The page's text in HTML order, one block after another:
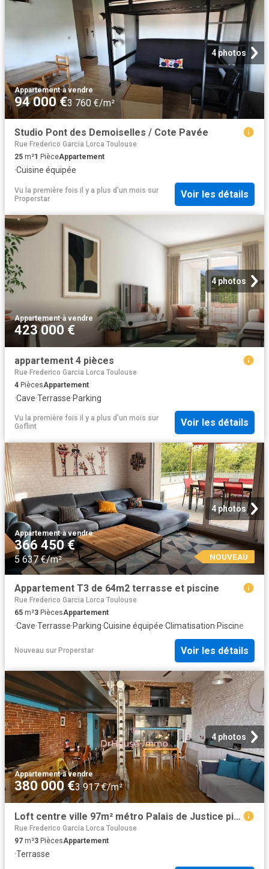
4 photos
Appartement·à vendre
94 000 €3 760 €/m²
Studio Pont des Demoiselles / Cote Pavée
Rue Frederico Garcia Lorca Toulouse
25 m²1 PièceAppartement
·Cuisine équipée
Vu la première fois il y a plus d'un mois sur
Properstar
Voir les détails
4 photos
Appartement·à vendre
423 000 €
appartement 4 pièces
Rue Frederico Garcia Lorca Toulouse
4 PiècesAppartement
·Cave·Terrasse·Parking
Vu la première fois il y a plus d'un mois sur
Goflint
Voir les détails
4 photos
Appartement·à vendre
366 450 €
5 637 €/m² NOUVEAU
Appartement T3 de 64m2 terrasse et piscine
Rue Frederico Garcia Lorca Toulouse
65 m²3 PiècesAppartement
·Cave·Terrasse·Parking·Cuisine équipée·Climatisation·Piscine
Nouveau sur Properstar Voir les détails
4 photos
Appartement·à vendre
380 000 €3 917 €/m²
Loft centre ville 97m² métro Palais de Justice pierres apparentes, mezzanine, possible commerce Carmes
Rue Frederico Garcia Lorca Toulouse
97 m²3 PiècesAppartement
·Terrasse